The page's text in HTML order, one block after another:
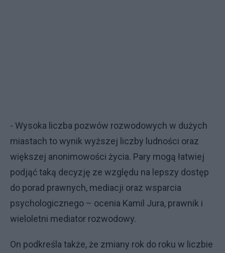
- Wysoka liczba pozwów rozwodowych w dużych
miastach to wynik wyższej liczby ludności oraz
większej anonimowości życia. Pary mogą łatwiej
podjąć taką decyzję ze względu na lepszy dostęp
do porad prawnych, mediacji oraz wsparcia
psychologicznego – ocenia Kamil Jura, prawnik i
wieloletni mediator rozwodowy.
On podkreśla także, że zmiany rok do roku w liczbie